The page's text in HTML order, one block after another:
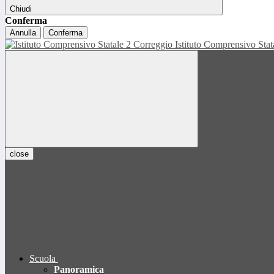
Chiudi
Conferma
Annulla Conferma
Istituto Comprensivo
close
Scuola
Panoramica